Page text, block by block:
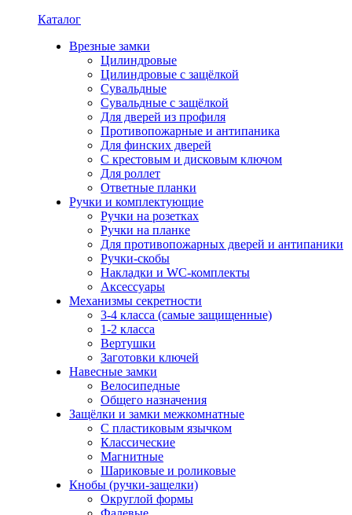
Каталог
Врезные замки
Цилиндровые
Цилиндровые с защёлкой
Сувальдные
Сувальдные с защёлкой
Для дверей из профиля
Противопожарные и антипаника
Для финских дверей
С крестовым и дисковым ключом
Для роллет
Ответные планки
Ручки и комплектующие
Ручки на розетках
Ручки на планке
Для противопожарных дверей и антипаники
Ручки-скобы
Накладки и WC-комплекты
Аксессуары
Механизмы секретности
3-4 класса (самые защищенные)
1-2 класса
Вертушки
Заготовки ключей
Навесные замки
Велосипедные
Общего назначения
Защёлки и замки межкомнатные
С пластиковым язычком
Классические
Магнитные
Шариковые и роликовые
Кнобы (ручки-защелки)
Округлой формы